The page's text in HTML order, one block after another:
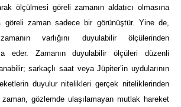
ölçülmesi göreli zamanın aldatıcı olmasına
göreli zaman sadece bir görünüştür. Yine de,
varlığını duyulabilir ölçülerinden
eder. Zamanın duyulabilir ölçüleri düzenli
sarkaçlı saat veya Jüpiter’in uydularının
duyulur nitelikleri gerçek niteliklerinden
zaman, gözlemde ulaşılamayan mutlak hareket